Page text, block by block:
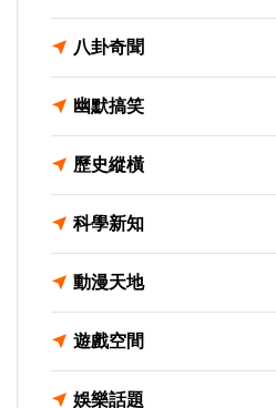
八卦奇聞
幽默搞笑
歷史縱橫
科學新知
動漫天地
遊戲空間
娛樂話題